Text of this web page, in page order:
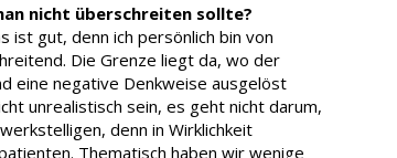
nicht überschreiten sollte?
ist gut, denn ich persönlich bin von
Die Grenze liegt da, wo der
eine negative Denkweise ausgelöst
unrealistisch sein, es geht nicht darum,
denn in Wirklichkeit
Thematisch haben wir wenige